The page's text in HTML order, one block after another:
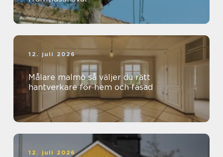
12. juli 2026
Målare malmö så väljer du rätt
hantverkare för hem och fasad
12. juli 2026